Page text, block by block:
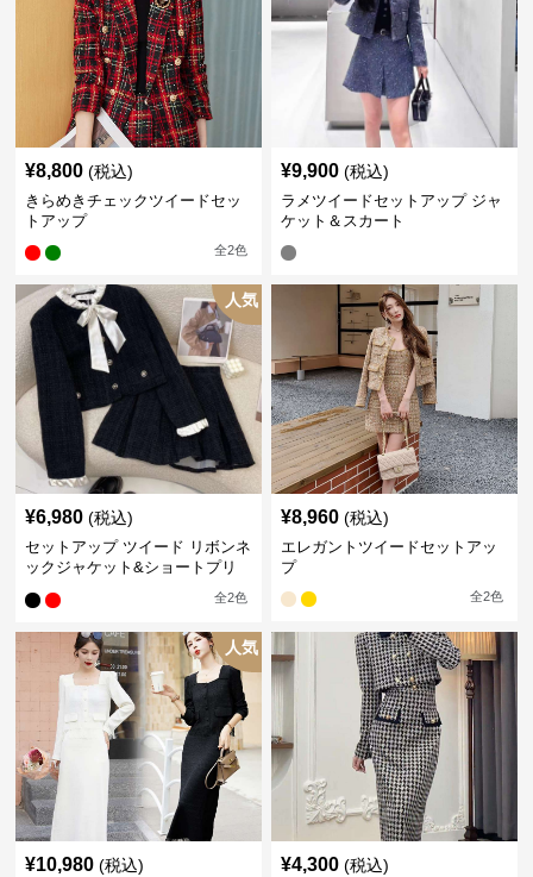
¥8,800 (税込)
きらめきチェックツイードセッ
トアップ
全2色
¥9,900 (税込)
ラメツイードセットアップ ジャ
ケット＆スカート
人気
¥6,980 (税込)
セットアップ ツイード リボンネ
ックジャケット&ショートプリ
全2色
¥8,960 (税込)
エレガントツイードセットアッ
プ
全2色
人気
¥10,980 (税込) ¥4,300 (税込)